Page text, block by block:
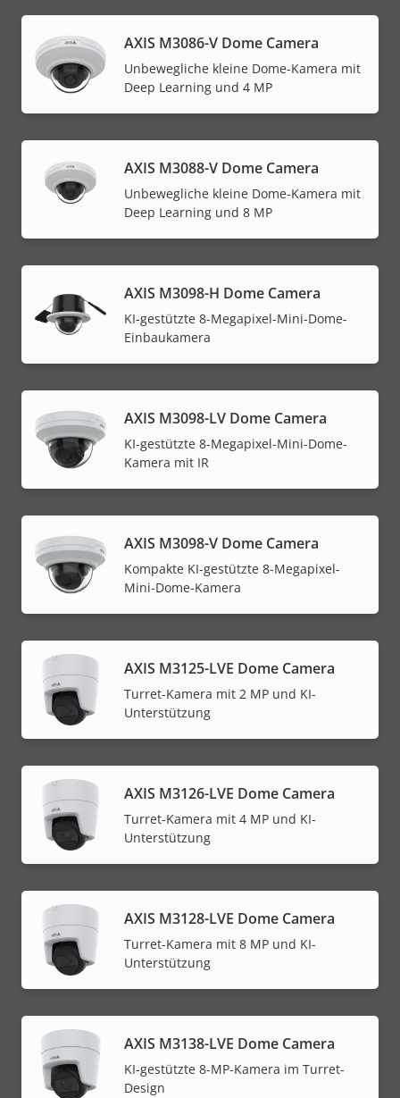
AXIS M3086-V Dome Camera
Unbewegliche kleine Dome-Kamera mit
Deep Learning und 4 MP
AXIS M3088-V Dome Camera
Unbewegliche kleine Dome-Kamera mit
Deep Learning und 8 MP
AXIS M3098-H Dome Camera
KI-gestützte 8-Megapixel-Mini-Dome-
Einbaukamera
AXIS M3098-LV Dome Camera
KI-gestützte 8-Megapixel-Mini-Dome-
Kamera mit IR
AXIS M3098-V Dome Camera
Kompakte KI-gestützte 8-Megapixel-
Mini-Dome-Kamera
AXIS M3125-LVE Dome Camera
Turret-Kamera mit 2 MP und KI-
Unterstützung
AXIS M3126-LVE Dome Camera
Turret-Kamera mit 4 MP und KI-
Unterstützung
AXIS M3128-LVE Dome Camera
Turret-Kamera mit 8 MP und KI-
Unterstützung
AXIS M3138-LVE Dome Camera
KI-gestützte 8-MP-Kamera im Turret-
Design